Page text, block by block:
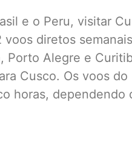
e o Peru, visitar
diretos
Porto Alegre e
Cusco. Os voos do
horas, dependendo